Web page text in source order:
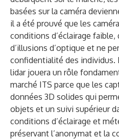
basées sur la caméra
il a été prouvé que les
conditions d’éclairage
d’illusions d’optique et ne
confidentialité des individus.
lidar jouera un rôle
marché ITS parce que les
données 3D solides qui
objets et un suivi supérieur
conditions d’éclairage et
préservant l’anonymat et la